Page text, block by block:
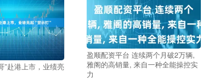
”赴港上市，业绩亮
盈顺配资平台 连续两个月破2万辆,
雅阁的高销量, 来自一种全能操控实
力